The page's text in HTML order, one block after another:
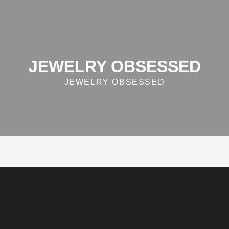
JEWELRY OBSESSED
JEWELRY OBSESSED